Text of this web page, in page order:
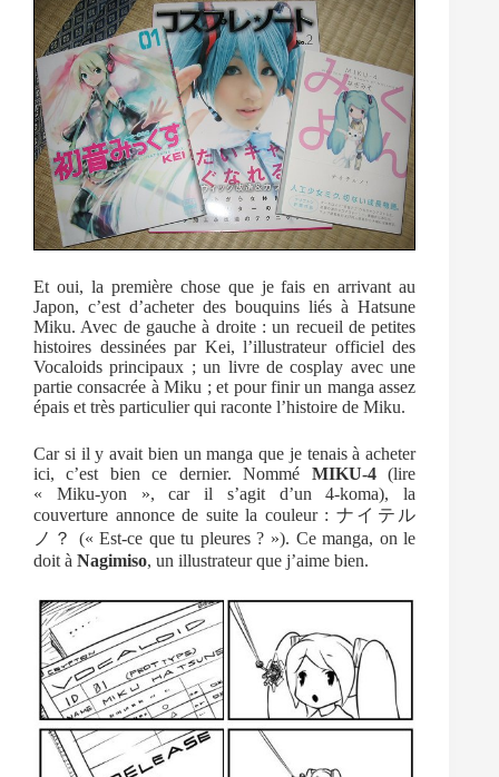
Et oui, la première chose que je fais en arrivant au
Japon, c’est d’acheter des bouquins liés à Hatsune
Miku. Avec de gauche à droite : un recueil de petites
histoires dessinées par Kei, l’illustrateur officiel des
Vocaloids principaux ; un livre de cosplay avec une
partie consacrée à Miku ; et pour finir un manga assez
épais et très particulier qui raconte l’histoire de Miku.
Car si il y avait bien un manga que je tenais à acheter
ici, c’est bien ce dernier. Nommé MIKU-4(lire
« Miku-yon », car il s’agit d’un 4-koma), la
couverture annonce de suite la couleur : ナイテル
ノ？ (« Est-ce que tu pleures ? »). Ce manga, on le
doit à Nagimiso, un illustrateur que j’aime bien.